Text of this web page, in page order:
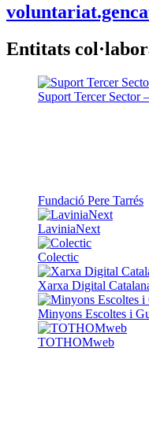
Entitats
Suport Tercer Sector
Xarxa Digital Catalana
Minyons Escoltes i
TOTHOMweb